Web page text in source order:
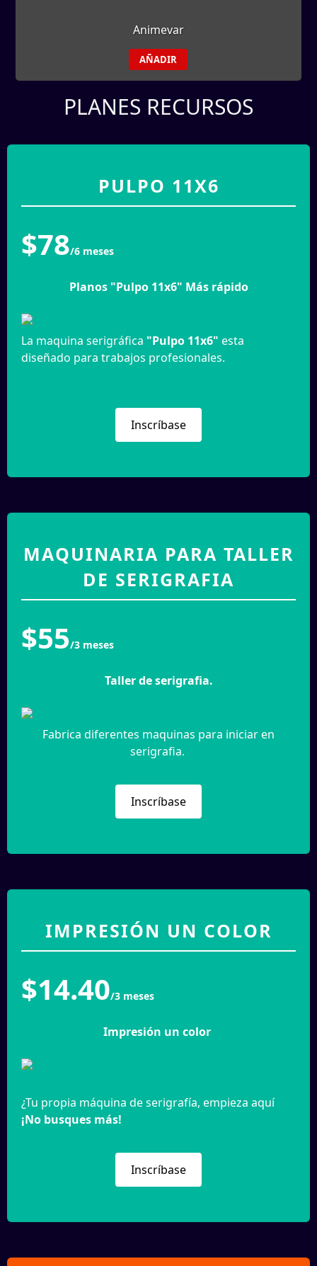
Animevar
AÑADIR
PLANES RECURSOS
PULPO 11X6
$78/6 meses
Planos "Pulpo 11x6" Más rápido
La maquina serigráfica "Pulpo 11x6" esta
diseñado para trabajos profesionales.
Inscríbase
MAQUINARIA PARA TALLER
DE SERIGRAFIA
$55/3 meses
Taller de serigrafia.
Fabrica diferentes maquinas para iniciar en
serigrafia.
Inscríbase
IMPRESIÓN UN COLOR
$14.40/3 meses
Impresión un color
¿Tu propia máquina de serigrafía, empieza aquí
¡No busques más!
Inscríbase